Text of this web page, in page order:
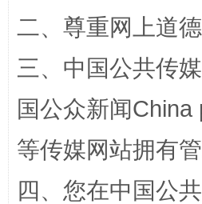
站台名比不上好声名
二、尊重网上道
三、中国公共传
国公众新闻
等传媒网站拥有
四、您在中国公